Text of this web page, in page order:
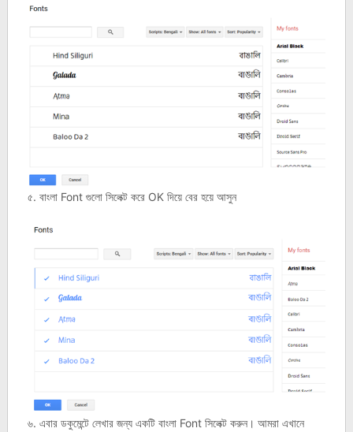
৫. বাংলা Font গুলো সিলেক্ট করে OK দিয়ে বের হয়ে আসুন
৬. এবার ডকুমেন্টে লেখার জন্য একটি বাংলা Font সিলেক্ট করুন। আমরা এখানে